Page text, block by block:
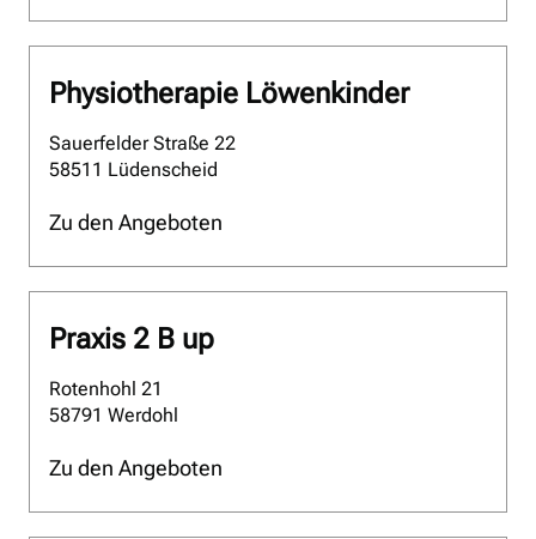
Physiotherapie Löwenkinder
Sauerfelder Straße 22
58511 Lüdenscheid
Zu den Angeboten
Praxis 2 B up
Rotenhohl 21
58791 Werdohl
Zu den Angeboten